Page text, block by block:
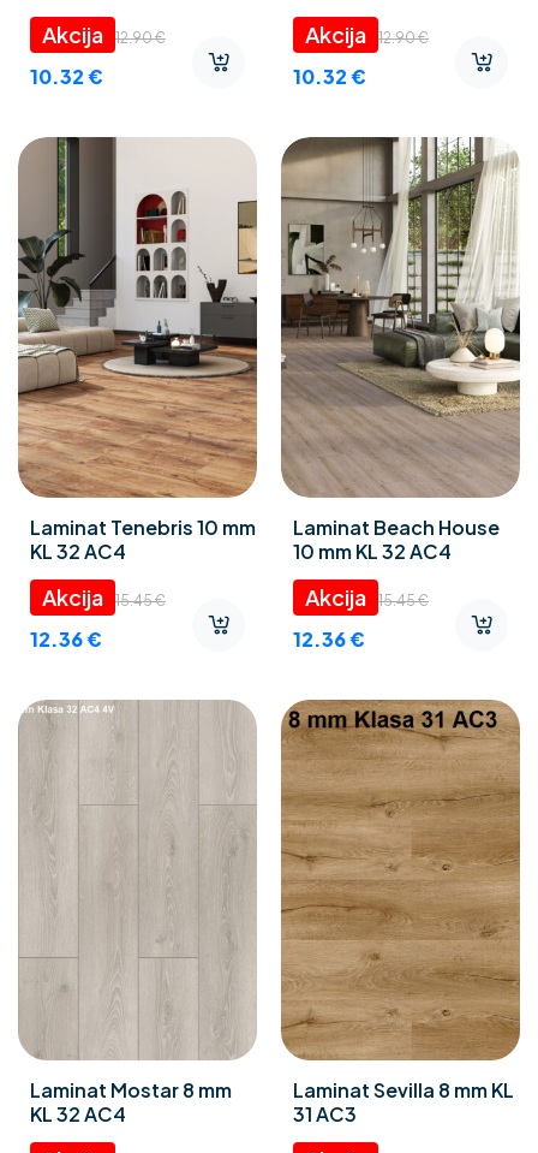
12.90€
10.32€
12.90€
10.32€
Laminat Tenebris 10 mm
KL 32 AC4
15.45€
12.36€
Laminat Beach House
10 mm KL 32 AC4
15.45€
12.36€
Laminat Mostar 8 mm
KL 32 AC4
Laminat Sevilla 8 mm KL
31 AC3